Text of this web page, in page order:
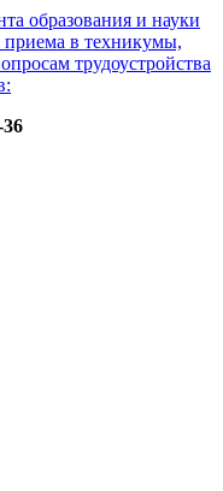
образования и науки
приема в техникумы,
трудоустройства
36